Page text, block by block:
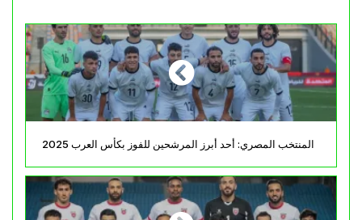
المنتخب المصري: أحد أبرز المرشحين للفوز بكأس العرب 2025